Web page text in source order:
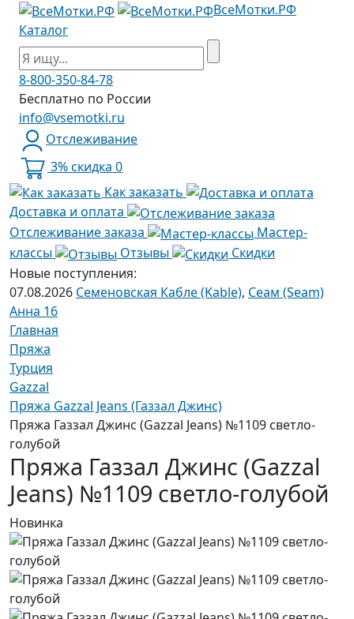
ВсеМотки.РФ
Каталог
8-800-350-84-78
Бесплатно по России
info@vsemotki.ru
Отслеживание
3% скидка 0
Как заказать
Доставка и оплата
Отслеживание заказа
Мастер-
классы
Отзывы
Скидки
Новые поступления:
07.08.2026 Семеновская Кабле (Kable), Сеам (Seam)
Анна 16
Главная
Пряжа
Турция
Gazzal
Пряжа Gazzal Jeans (Газзал Джинс)
Пряжа Газзал Джинс (Gazzal Jeans) №1109 светло-
голубой
Пряжа Газзал Джинс (Gazzal
Jeans) №1109 светло-голубой
Новинка